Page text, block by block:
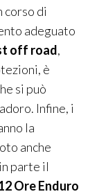
corso di
adeguato
off road,
è
si può
Infine, i
la
anche
parte il
Ore Enduro